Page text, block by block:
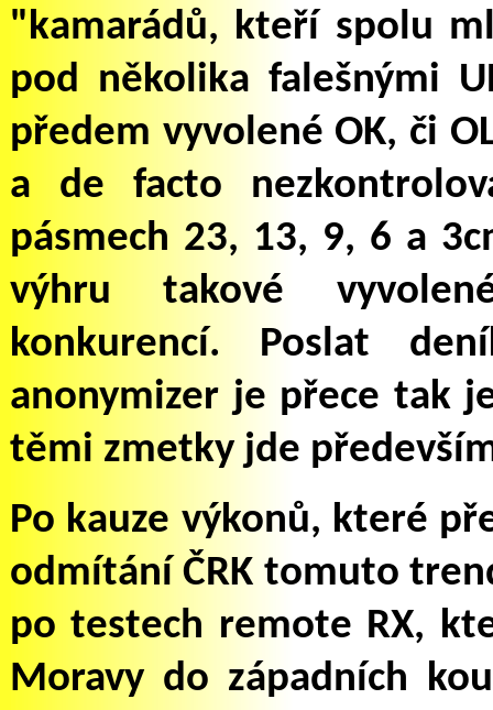
"kamarádů, kteří spolu
pod několika falešnými
předem vyvolené OK, či
a de facto
pásmech 23, 13, 9, 6 a
výhru takové
konkurencí. Poslat
anonymizer je přece tak
těmi zmetky jde
Po kauze výkonů, které
odmítání ČRK tomuto
po testech remote RX,
Moravy do západních